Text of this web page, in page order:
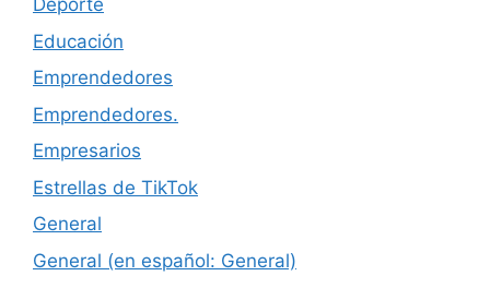
Deporte
Educación
Emprendedores
Emprendedores.
Empresarios
Estrellas de TikTok
General
General (en español: General)